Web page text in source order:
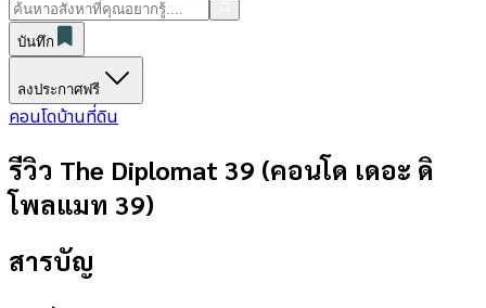
บันทึก
ลงประกาศฟรี
คอนโดบ้านที่ดิน
รีวิว The Diplomat 39 (คอนโด เดอะ ดิ
โพลแมท 39)
สารบัญ